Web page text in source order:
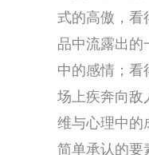
式的高傲，看
品中流露出的
中的感情；看
场上疾奔向敌
维与心理中的
简单承认的要